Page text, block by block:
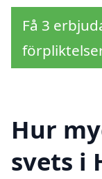
Få 3
Hur
svets i